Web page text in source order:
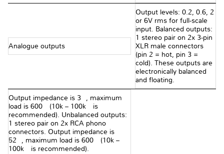
Analogue outputs
Output levels: 0.2, 0.6, 2
or 6V rms for full-scale
input. Balanced outputs:
1 stereo pair on 2x 3-pin
XLR male connectors
(pin 2 = hot, pin 3 =
cold). These outputs are
electronically balanced
and floating.
Output impedance is 3Ω, maximum
load is 600Ω (10k – 100kΩ is
recommended). Unbalanced outputs:
1 stereo pair on 2x RCA phono
connectors. Output impedance is
52Ω, maximum load is 600Ω (10k –
100kΩ is recommended).